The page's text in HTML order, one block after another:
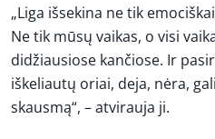
„Liga išsekina ne tik
Ne tik mūsų vaikas, o visi
didžiausiose kančiose. Ir
iškeliautų oriai, deja, nėra,
skausmą“, – atvirauja ji.